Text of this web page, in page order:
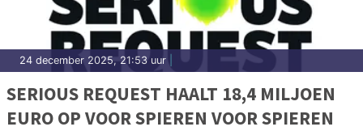
24 december 2025, 21:53 uur
SERIOUS REQUEST HAALT 18,4 MILJOEN
EURO OP VOOR SPIEREN VOOR SPIEREN